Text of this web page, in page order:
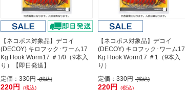
【ネコポス対象品】デコイ
(DECOY) キロフック･ワーム17
Kg Hook Worm17 ＃1/0（9本入
り）【即日発送】
定価：330円 (税込)
220円 (税込)
【ネコポス対象品】デコイ
(DECOY) キロフック･ワーム17
Kg Hook Worm17 ＃1（9本入
り）
定価：330円 (税込)
220円 (税込)